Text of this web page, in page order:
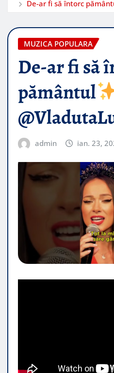
De-ar fi să întorc
MUZICA POPULARA
De-ar fi să
pământul
admin ian. 23,